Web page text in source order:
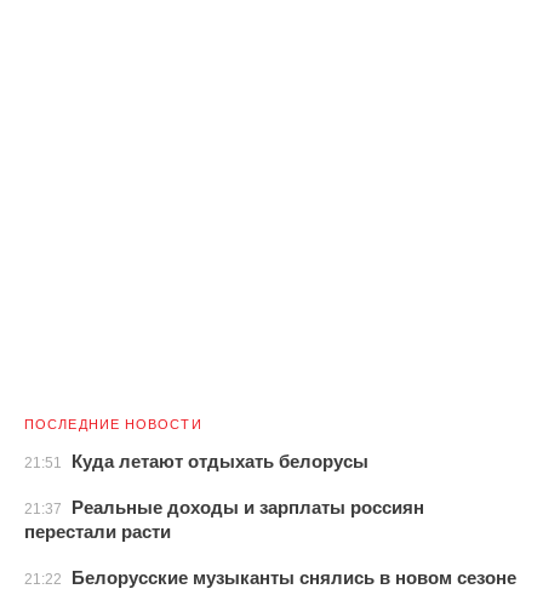
ПОСЛЕДНИЕ НОВОСТИ
21:51 Куда летают отдыхать белорусы
21:37
Реальные доходы и зарплаты россиян
перестали расти
21:22
Белорусские музыканты снялись в новом сезоне